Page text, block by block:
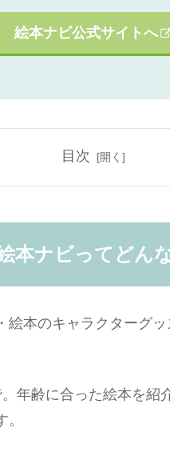
絵本ナビ公式サイトへ
目次
本ナビってどん
本のキャラクターグッ
年齢に合った絵本を紹